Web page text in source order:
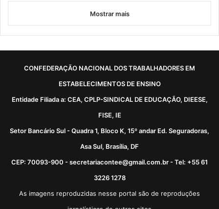
Mostrar mais
CONFEDERAÇÃO NACIONAL DOS TRABALHADORES EM
ESTABELECIMENTOS DE ENSINO
Entidade Filiada a: CEA, CPLP-SINDICAL DE EDUCAÇÃO, DIEESE,
FISE, IE
Setor Bancário Sul - Quadra 1, Bloco K, 15º andar Ed. Seguradoras,
Asa Sul, Brasília, DF
CEP: 70093-900 - secretariacontee@gmail.com.br - Tel: +55 61
3226 1278
As imagens reproduzidas nesse portal são de reproduções